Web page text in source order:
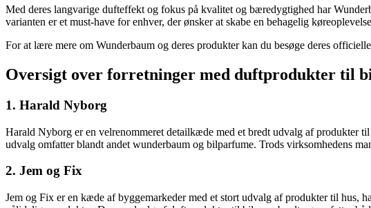
Med deres langvarige dufteffekt og fokus på kvalitet og bæredygtighed har
varianten er et must-have for enhver, der ønsker at skabe en behagelig
For at lære mere om Wunderbaum og deres produkter kan du besøge deres
Oversigt over forretninger med duftprodukter til
1. Harald Nyborg
Harald Nyborg er en velrenommeret detailkæde med et bredt udvalg af produkter
udvalg omfatter blandt andet wunderbaum og bilparfume. Trods virksomhedens
2. Jem og Fix
Jem og Fix er en kæde af byggemarkeder med et stort udvalg af produkter til hus,